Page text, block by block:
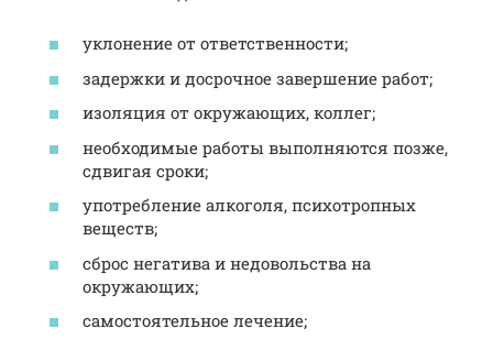
уклонение от ответственности;
задержки и досрочное завершение работ;
изоляция от окружающих, коллег;
необходимые работы выполняются позже,
сдвигая сроки;
употребление алкоголя, психотропных
веществ;
сброс негатива и недовольства на
окружающих;
самостоятельное лечение;